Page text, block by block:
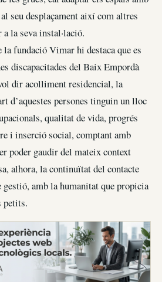
seu desplaçament així com altres
la seva instal·lació.
la fundació Vimar hi destaca que es
discapacitades del Baix Empordà
dir acolliment residencial, la
d’aquestes persones tinguin un lloc
qualitat de vida, progrés
i inserció social, comptant amb
poder gaudir del mateix context
alhora, la continuïtat del contacte
amb la humanitat que propicia
petits.